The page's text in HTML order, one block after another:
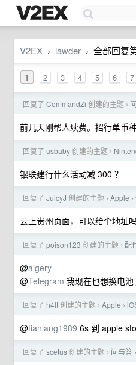
V2EX › lawder › 全部回复
1 2 3 4 5 6 7
回复了 CommandZi 创建的主题 ›
前几天刚帮人续费。招行单币
回复了 usbaby创建的主题 ›
银联建行什么活动减 300 ？
回复了 JuicyJ 创建的主题 › Apple ›
云上贵州页面，可以给个地址吗
回复了 poison123 创建的主题 › 配
@algery
@Telegram 我现在也想换电池
回复了 h4lt创建的主题 › Apple ›
@tianlang1989 6s 到 apple
回复了 scetus创建的主题 › 问与答 ›